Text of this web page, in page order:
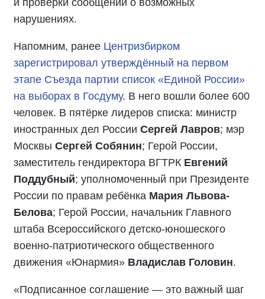
нарушениях.
Напомним, ранее Центризбирком
зарегистрировал утверждённый на первом
этапе Съезда партии список «Единой России»
на выборах в Госдуму. В него вошли более 600
человек. В пятёрке лидеров списка: министр
иностранных дел России Сергей Лавров; мэр
Москвы Сергей Собянин; Герой России,
заместитель гендиректора ВГТРК Евгений
Поддубный; уполномоченный при Президенте
России по правам ребёнка Мария Львова-
Белова; Герой России, начальник Главного
штаба Всероссийского детско-юношеского
военно-патриотического общественного
движения «Юнармия» Владислав Головин.
«Подписанное соглашение — это важный шаг